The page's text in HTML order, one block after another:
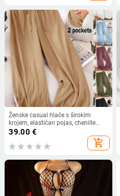
Ženske casual hlače s širokim
krojem, elastičan pojas, chenille
tkanina, lagana tekstura, ljeto 2025
39.00 €
add_shopping_cart